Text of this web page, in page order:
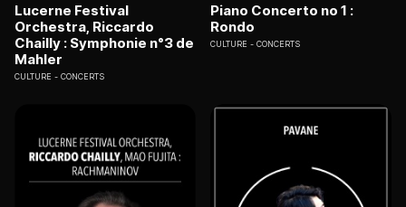
Lucerne Festival
Orchestra, Riccardo
Chailly : Symphonie n°3 de
Mahler
CULTURE CONCERTS
Piano Concerto no 1 :
Rondo
CULTURE CONCERTS